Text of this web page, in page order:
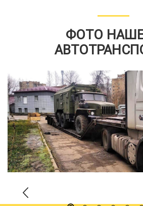
ФОТО